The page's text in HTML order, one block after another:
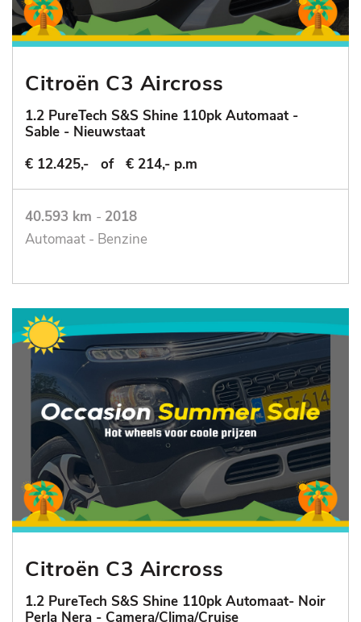
Citroën C3 Aircross
1.2 PureTech S&S Shine 110pk Automaat -
Sable - Nieuwstaat
€ 12.425,-
of € 214,- p.m
40.593 km - 2018
Automaat - Benzine
Citroën C3 Aircross
1.2 PureTech S&S Shine 110pk Automaat- Noir
Perla Nera - Camera/Clima/Cruise